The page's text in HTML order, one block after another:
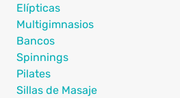
Elípticas
Multigimnasios
Bancos
Spinnings
Pilates
Sillas de Masaje